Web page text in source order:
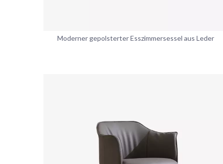
Moderner gepolsterter Esszimmersessel aus Leder